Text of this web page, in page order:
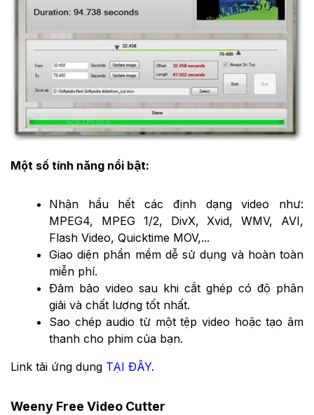
Một số tính năng nổi bật:
Nhận hầu hết các định dạng video như:
MPEG4, MPEG 1/2, DivX, Xvid, WMV, AVI,
Flash Video, Quicktime MOV,...
Giao diện phần mềm dễ sử dụng và hoàn toàn
miễn phí.
Đảm bảo video sau khi cắt ghép có độ phân
giải và chất lượng tốt nhất.
Sao chép audio từ một tệp video hoặc tạo âm
thanh cho phim của bạn.
Link tải ứng dụng TẠI ĐÂY.
Weeny Free Video Cutter